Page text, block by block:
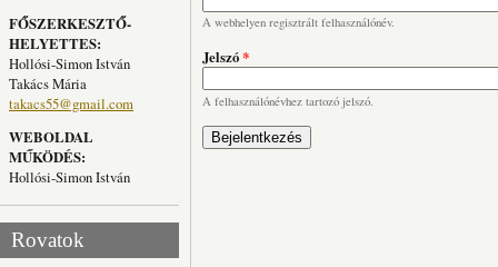
FŐSZERKESZTŐ-
HELYETTES:
Hollósi-Simon István
Takács Mária
takacs55@gmail.com
WEBOLDAL
MŰKÖDÉS:
Hollósi-Simon István
Rovatok
A webhelyen regisztrált felhasználónév.
Jelszó*
A felhasználónévhez tartozó jelszó.